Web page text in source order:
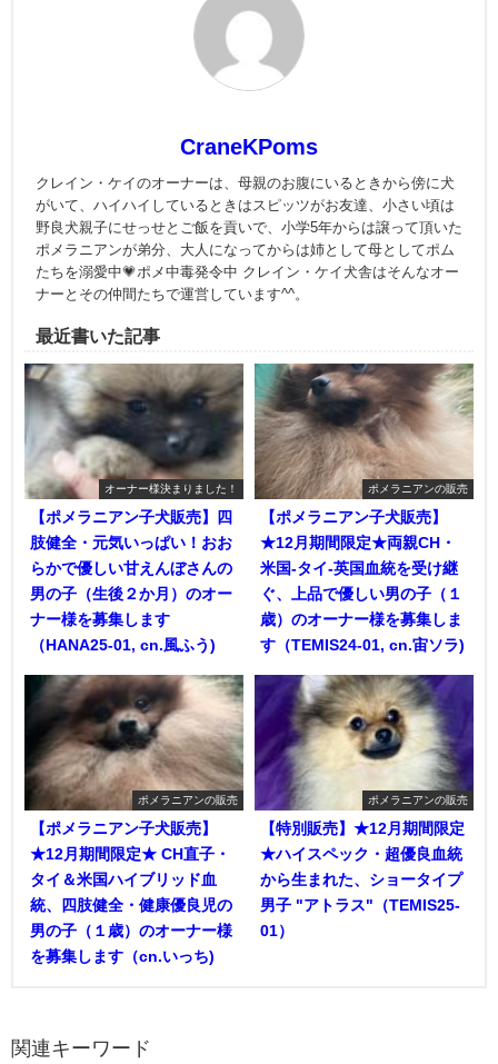
CraneKPoms
クレイン・ケイのオーナーは、母親のお腹にいるときから傍に犬
がいて、ハイハイしているときはスピッツがお友達、小さい頃は
野良犬親子にせっせとご飯を貢いで、小学5年からは譲って頂いた
ポメラニアンが弟分、大人になってからは姉として母としてポム
たちを溺愛中💗ポメ中毒発令中 クレイン・ケイ犬舎はそんなオー
ナーとその仲間たちで運営しています^^。
最近書いた記事
オーナー様決まりました！
【ポメラニアン子犬販売】四
肢健全・元気いっぱい！おお
らかで優しい甘えんぼさんの
男の子（生後２か月）のオー
ナー様を募集します
（HANA25-01, cn.風ふう)
ポメラニアンの販売
【ポメラニアン子犬販売】
★12月期間限定★両親CH・
米国-タイ-英国血統を受け継
ぐ、上品で優しい男の子（１
歳）のオーナー様を募集しま
す（TEMIS24-01, cn.宙ソラ)
ポメラニアンの販売
【ポメラニアン子犬販売】
★12月期間限定★ CH直子・
タイ＆米国ハイブリッド血
統、四肢健全・健康優良児の
男の子（１歳）のオーナー様
を募集します（cn.いっち)
ポメラニアンの販売
【特別販売】★12月期間限定
★ハイスペック・超優良血統
から生まれた、ショータイプ
男子 "アトラス"（TEMIS25-
01）
関連キーワード